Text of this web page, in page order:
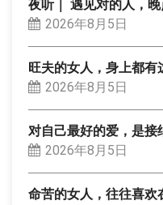
夜听｜ 遇见对的人，
2026年8月5日
旺夫的女人，身上都有
2026年8月5日
对自己最好的爱，是接
2026年8月5日
命苦的女人，往往喜欢